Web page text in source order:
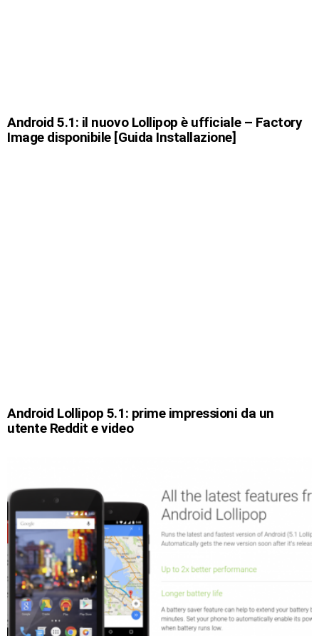
Android 5.1: il nuovo Lollipop è ufficiale – Factory
Image disponibile [Guida Installazione]
Android Lollipop 5.1: prime impressioni da un
utente Reddit e video